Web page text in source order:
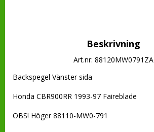
Beskrivning
Art.nr: 88120MW0791ZA
Backspegel Vänster sida
Honda CBR900RR 1993-97 Faireblade
OBS! Höger 88110-MW0-791